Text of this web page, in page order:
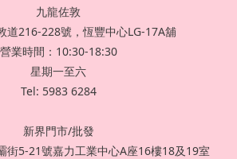
九龍佐敦
道216-228號，恆豐中心LG-17A舖
營業時間：10:30-18:30
星期一至六
Tel: 5983 6284
新界門市/批發
街5-21號嘉力工業中心A座16樓18及19室